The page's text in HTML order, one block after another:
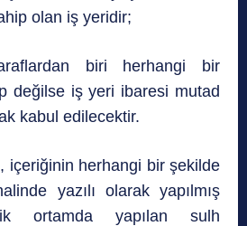
olan iş yeridir;
biri herhangi bir
değilse iş yeri ibaresi mutad
kabul edilecektir.
içeriğinin herhangi bir şekilde
yazılı olarak yapılmış
ortamda yapılan sulh